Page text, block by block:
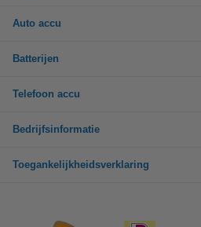
Auto accu
Batterijen
Telefoon accu
Bedrijfsinformatie
Toegankelijkheidsverklaring